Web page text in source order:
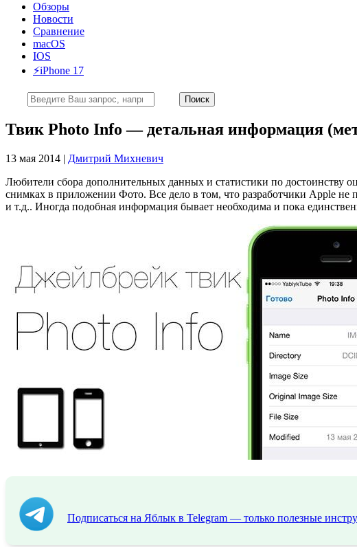
Обзоры
Новости
Сравнение
macOS
IOS
⚡️iPhone 17
Твик Photo Info — детальная информация
13 мая 2014 | Дмитрий Михневич
Любители сбора дополнительных данных и статистики по достоинству
снимках в приложении Фото. Все дело в том, что разработчики Apple
и т.д.. Иногда подобная информация бывает необходима и пока
Подписаться на Яблык в Telegram — только полезные